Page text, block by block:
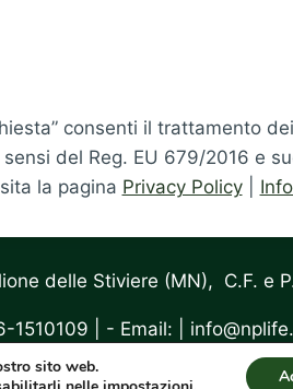
consenti il trattamento
del Reg. EU 679/2016 e
la pagina Privacy Policy|
delle Stiviere (MN), C.F. e
1510109 | - Email: |
|Privacy Policy|
sito web.